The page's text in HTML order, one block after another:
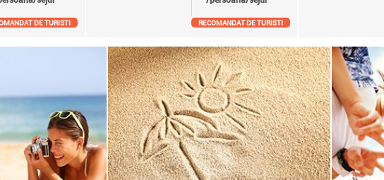
DE TURISTI RECOMANDAT DE TURISTI